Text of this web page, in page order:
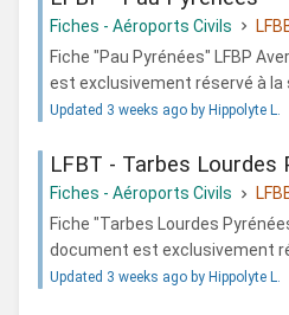
Fiches - Aéroports Civils
Fiche "Pau Pyrénées" LFBP
est exclusivement réservé à la
Updated 3 weeks ago by Hippolyte L.
LFBT - Tarbes Lourdes
Fiches - Aéroports Civils
Fiche "Tarbes Lourdes
document est exclusivement
Updated 3 weeks ago by Hippolyte L.